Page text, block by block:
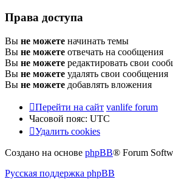
Права доступа
Вы не можете начинать темы
Вы не можете отвечать на сообщения
Вы не можете редактировать свои
Вы не можете удалять свои сообщения
Вы не можете добавлять вложения
Перейти на сайт vanlife forum
Часовой пояс: UTC
Удалить cookies
Создано на основе phpBB® Forum
Русская поддержка phpBB